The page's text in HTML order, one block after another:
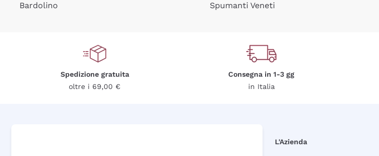
Bardolino
Spumanti Veneti
Spedizione gratuita
oltre i 69,00 €
Consegna in 1-3 gg
in Italia
L'Azienda